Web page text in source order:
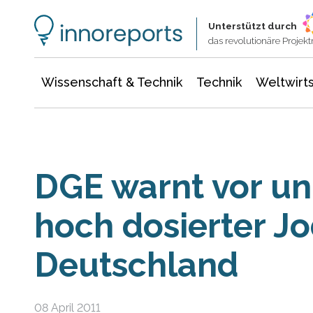
Unterstützt durch
das revolutionäre
Wissenschaft & Technik Technik
DGE warnt vor
hoch dosierter
Deutschland
08 April 2011